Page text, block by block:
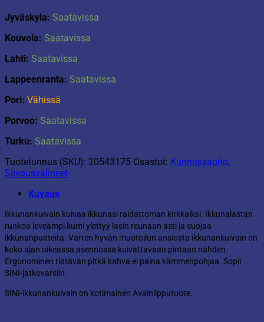
Jyväskyla: Saatavissa
Kouvola: Saatavissa
Lahti: Saatavissa
Lappeenranta: Saatavissa
Pori: Vähissä
Porvoo: Saatavissa
Turku: Saatavissa
Tuotetunnus (SKU): 20543175 Osastot: Kunnossapito,
Siivousvälineet
Kuvaus
Ikkunankuivain kuivaa ikkunasi raidattoman kirkkaiksi. Ikkunalastan
runkoa leveämpi kumi ylettyy lasin reunaan asti ja suojaa
ikkunanpuitteita. Varren hyvän muotoilun ansiosta ikkunankuivain on
koko ajan oikeassa asennossa kuivattavaan pintaan nähden.
Ergonominen riittävän pitkä kahva ei paina kämmenpohjaa. Sopii
SINI-jatkovarsiin.
SINI-ikkunankuivain on kotimainen Avainlipputuote.